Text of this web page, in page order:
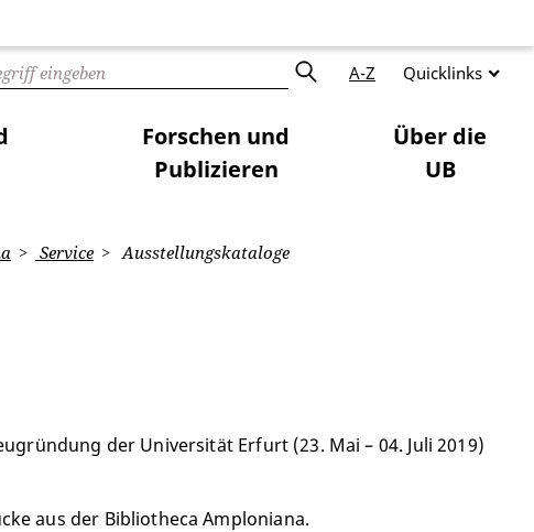
A-Z Quicklinks
Forschen und
Publizieren
Über die
UB
Service Ausstellungskataloge
der Universität Erfurt (23. Mai – 04. Juli 2019)
aus der Bibliotheca Amploniana.